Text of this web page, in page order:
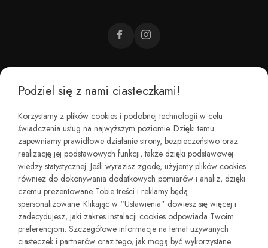
CZEMU BAREFOOT?
KIM JESTEŚMY?
REGULAMINY I ZWROTY
Podziel się z nami ciasteczkami!
Korzystamy z plików cookies i podobnej technologii w celu
świadczenia usług na najwyższym poziomie. Dzięki temu
zapewniamy prawidłowe działanie strony, bezpieczeństwo oraz
realizację jej podstawowych funkcji, także dzięki podstawowej
wiedzy statystycznej. Jeśli wyrazisz zgodę, użyjemy plików cookies
również do dokonywania dodatkowych pomiarów i analiz, dzięki
czemu prezentowane Tobie treści i reklamy będą
spersonalizowane. Klikając w “Ustawienia” dowiesz się więcej i
zadecydujesz, jaki zakres instalacji cookies odpowiada Twoim
preferencjom. Szczegółowe informacje na temat używanych
ciasteczek i partnerów oraz tego, jak mogą być wykorzystane